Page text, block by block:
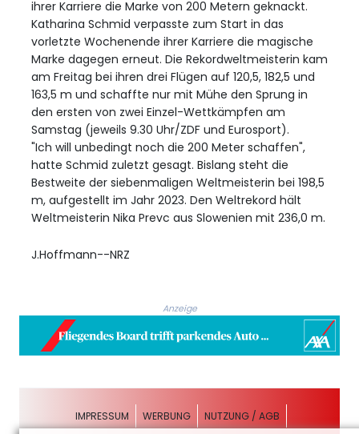
ihrer Karriere die Marke von 200 Metern geknackt.
Katharina Schmid verpasste zum Start in das
vorletzte Wochenende ihrer Karriere die magische
Marke dagegen erneut. Die Rekordweltmeisterin kam
am Freitag bei ihren drei Flügen auf 120,5, 182,5 und
163,5 m und schaffte nur mit Mühe den Sprung in
den ersten von zwei Einzel-Wettkämpfen am
Samstag (jeweils 9.30 Uhr/ZDF und Eurosport).
"Ich will unbedingt noch die 200 Meter schaffen",
hatte Schmid zuletzt gesagt. Bislang steht die
Bestweite der siebenmaligen Weltmeisterin bei 198,5
m, aufgestellt im Jahr 2023. Den Weltrekord hält
Weltmeisterin Nika Prevc aus Slowenien mit 236,0 m.
J.Hoffmann--NRZ
Anzeige
IMPRESSUM WERBUNG
NUTZUNG / AGB